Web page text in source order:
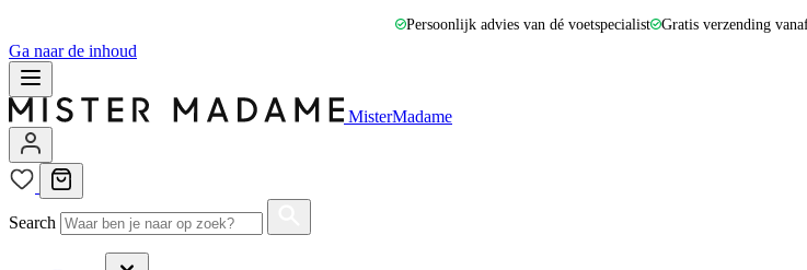
Persoonlijk advies van dé voetspecialist Gratis verzending
Ga naar de inhoud
MisterMadame
Search